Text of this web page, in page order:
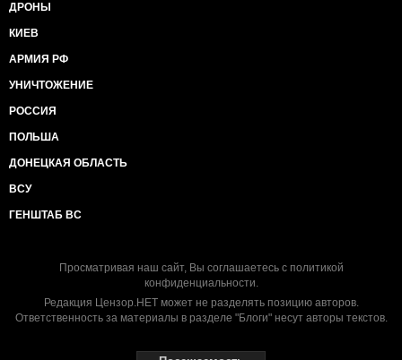
ДРОНЫ
КИЕВ
АРМИЯ РФ
УНИЧТОЖЕНИЕ
РОССИЯ
ПОЛЬША
ДОНЕЦКАЯ ОБЛАСТЬ
ВСУ
ГЕНШТАБ ВС
Просматривая наш сайт, Вы соглашаетесь с политикой
конфиденциальности.
Редакция Цензор.НЕТ может не разделять позицию авторов.
Ответственность за материалы в разделе "Блоги" несут авторы текстов.